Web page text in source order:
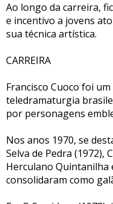
Ao longo da carreira,
e incentivo a jovens
sua técnica artística.
CARREIRA
Francisco Cuoco foi
teledramaturgia
por personagens
Nos anos 1970, se
Selva de Pedra (1972),
Herculano Quintanilha
consolidaram como